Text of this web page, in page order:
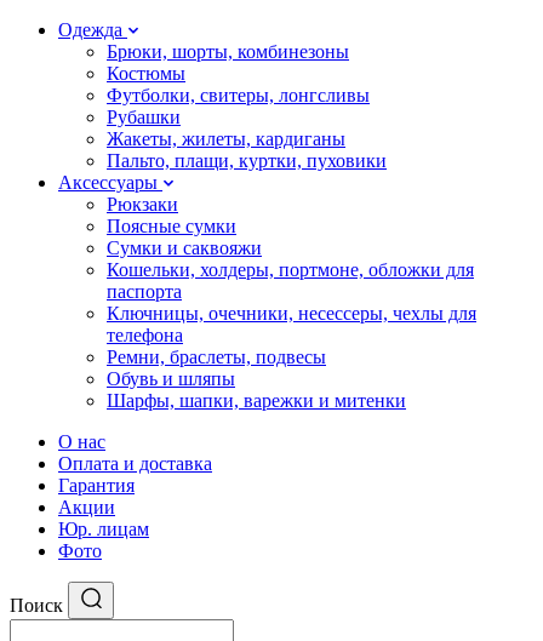
Одежда
Брюки, шорты, комбинезоны
Костюмы
Футболки, свитеры, лонгсливы
Рубашки
Жакеты, жилеты, кардиганы
Пальто, плащи, куртки, пуховики
Аксессуары
Рюкзаки
Поясные сумки
Сумки и саквояжи
Кошельки, холдеры, портмоне, обложки для
паспорта
Ключницы, очечники, несессеры, чехлы для
телефона
Ремни, браслеты, подвесы
Обувь и шляпы
Шарфы, шапки, варежки и митенки
О нас
Оплата и доставка
Гарантия
Акции
Юр. лицам
Фото
Поиск